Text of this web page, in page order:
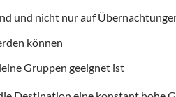
und nicht nur auf
können
Gruppen geeignet ist